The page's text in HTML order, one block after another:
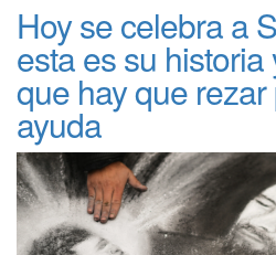
Hoy se celebra a
esta es su
que hay que
ayuda